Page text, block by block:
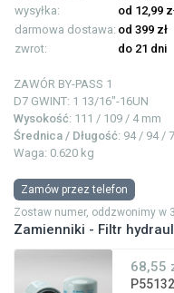
wysyłka:
od 12,99
darmowa dostawa: od 399 zł
zwrot:
do 21 dni
ZAWÓR BY-PASS 1
D7 GWINT: 1 13/16"-16UN
Wysokość: 111 / 109 / 4 mm
Średnica / Długość: 94 / 94 /
Waga: 0.620 kg
Zamów przez telefon
Zostaw numer, oddzwonimy w
Zamienniki - Filtr
68,55